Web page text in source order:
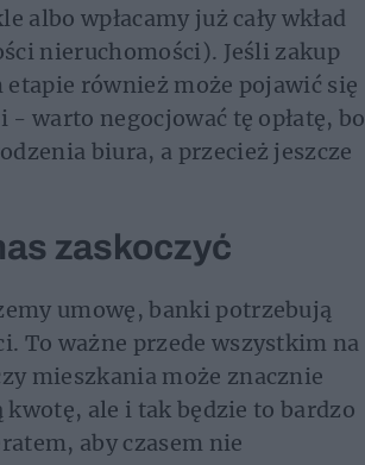
albo wpłacamy już cały wkład
nieruchomości). Jeśli zakup
również może pojawić się
warto negocjować tę opłatę, bo
biura, a przecież jeszcze
zaskoczyć
umowę, banki potrzebują
To ważne przede wszystkim na
mieszkania może znacznie
ale i tak będzie to bardzo
aby czasem nie